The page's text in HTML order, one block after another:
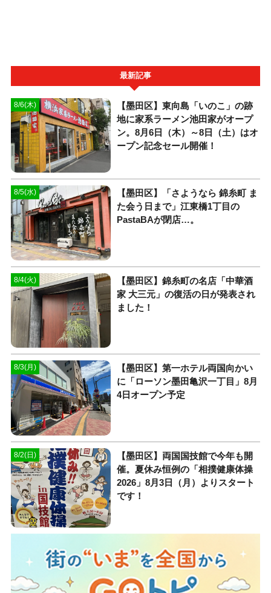
最新記事
8/6(木)
【墨田区】東向島「いのこ」の跡
地に家系ラーメン池田家がオープ
ン。8月6日（木）～8日（土）はオ
ープン記念セール開催！
8/5(水)
【墨田区】「さようなら 錦糸町 ま
た会う日まで」江東橋1丁目の
PastaBAが閉店…。
8/4(火)
【墨田区】錦糸町の名店「中華酒
家 大三元」の復活の日が発表され
ました！
8/3(月)
【墨田区】第一ホテル両国向かい
に「ローソン墨田亀沢一丁目」8月
4日オープン予定
8/2(日)
【墨田区】両国国技館で今年も開
催。夏休み恒例の「相撲健康体操
2026」8月3日（月）よりスタート
です！